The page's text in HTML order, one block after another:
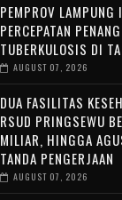
PEMPROV LAMPUNG
PERCEPATAN
TUBERKULOSIS DI
AUGUST 07, 2026
DUA FASILITAS
RSUD PRINGSEWU
MILIAR, HINGGA
TANDA PENGERJAAN
AUGUST 07, 2026